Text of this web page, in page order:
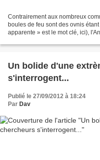
Contrairement aux nombreux
boules de feu sont des ovnis
apparente » est le mot clé, ici),
Un bolide d'une
s'interrogent...
Publié le 27/09/2012 à 18:24
Par Dav